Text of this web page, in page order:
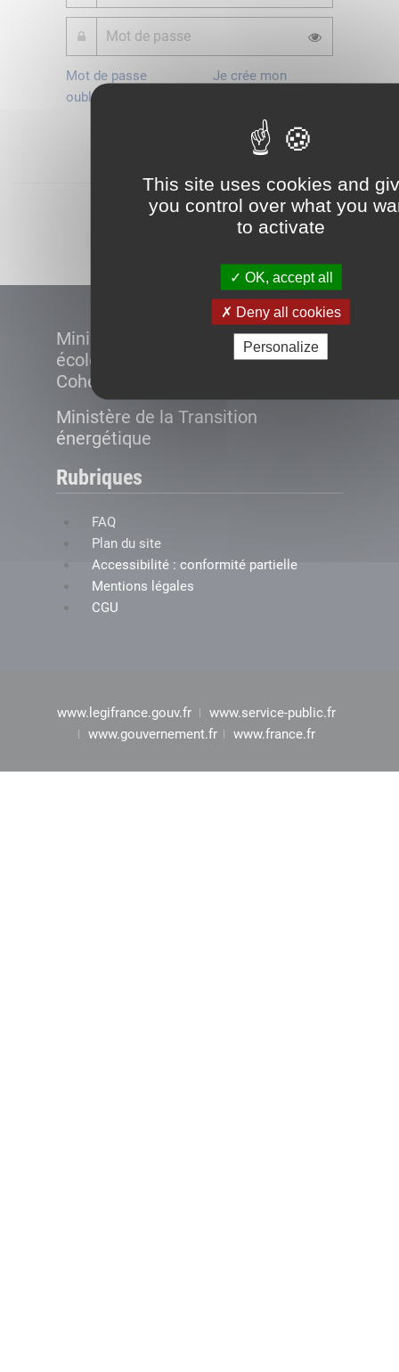
This site uses cookies and
you control over what you
to activate
OK, accept all
Deny all cookies
Personalize
Mot de passe
oublié ?
Je crée mon
Démarrer
Ministère de la Transition
écologique et de la
Cohésion des territoires
Ministère de la Transition
énergétique
Rubriques
FAQ
Plan du site
Accessibilité : conformité partielle
Mentions légales
CGU
www.legifrance.gouv.fr
www.service-public.fr
www.gouvernement.fr
www.france.fr